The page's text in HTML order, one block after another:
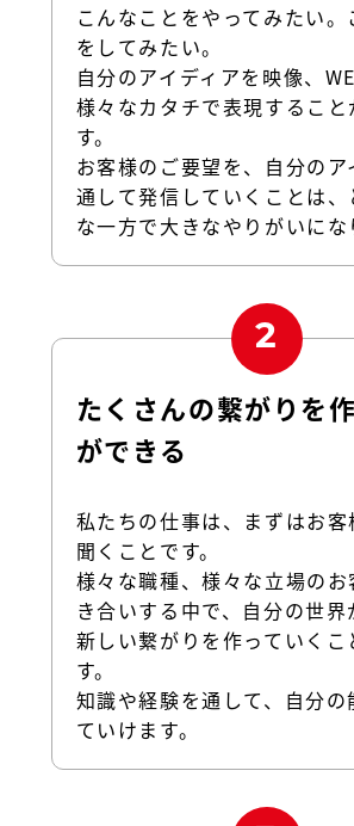
こんなことをやってみたい。
をしてみたい。
自分のアイディアを映像、
様々なカタチで表現すること
す。
お客様のご要望を、自分のア
通して発信していくことは、
な一方で大きなやりがいにな
たくさんの繋がりを
ができる
私たちの仕事は、まずはお客
聞くことです。
様々な職種、様々な立場の
き合いする中で、自分の世界
新しい繋がりを作っていくこ
す。
知識や経験を通して、自分の
ていけます。